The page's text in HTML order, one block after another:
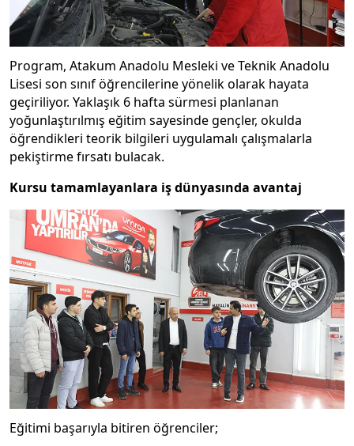
Program, Atakum Anadolu Mesleki ve Teknik Anadolu
Lisesi son sınıf öğrencilerine yönelik olarak hayata
geçiriliyor. Yaklaşık 6 hafta sürmesi planlanan
yoğunlaştırılmış eğitim sayesinde gençler, okulda
öğrendikleri teorik bilgileri uygulamalı çalışmalarla
pekiştirme fırsatı bulacak.
Kursu tamamlayanlara iş dünyasında avantaj
Eğitimi başarıyla bitiren öğrenciler;